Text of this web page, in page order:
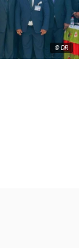
© DR